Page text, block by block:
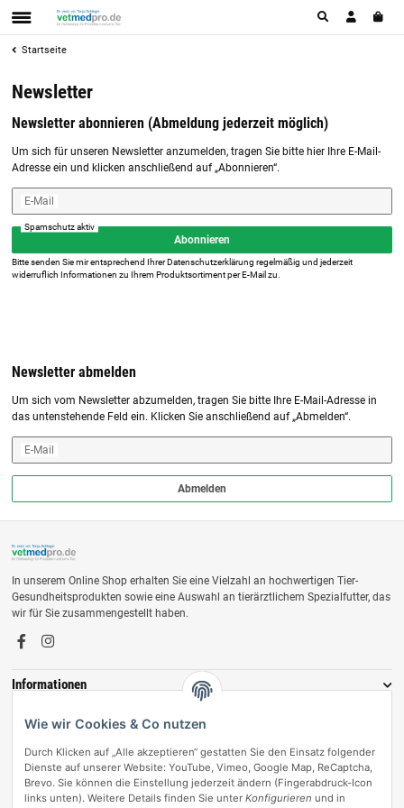
Startseite
Newsletter
Newsletter abonnieren (Abmeldung jederzeit möglich)
Um sich für unseren Newsletter anzumelden, tragen Sie bitte hier Ihre E-Mail-
Adresse ein und klicken anschließend auf „Abonnieren“.
E-Mail
Spamschutz aktiv
Abonnieren
Bitte senden Sie mir entsprechend IhrerDatenschutzerklärung regelmäßig und jederzeit
widerruflich Informationen zu Ihrem Produktsortiment per E-Mail zu.
Newsletter abmelden
Um sich vom Newsletter abzumelden, tragen Sie bitte Ihre E-Mail-Adresse in
das untenstehende Feld ein. Klicken Sie anschließend auf „Abmelden“.
E-Mail
Abmelden
In unserem Online Shop erhalten Sie eine Vielzahl an hochwertigen Tier-
Gesundheitsprodukten sowie eine Auswahl an tierärztlichem Spezialfutter, das
wir für Sie zusammengestellt haben.
Informationen
Zahlungsmöglichkeiten
Wie wir Cookies & Co nutzen
Durch Klicken auf „Alle akzeptieren“ gestatten Sie den Einsatz folgender
Dienste auf unserer Website: YouTube, Vimeo, Google Map, ReCaptcha,
Brevo. Sie können die Einstellung jederzeit ändern (Fingerabdruck-Icon
links unten). Weitere Details finden Sie unter Konfigurieren und in